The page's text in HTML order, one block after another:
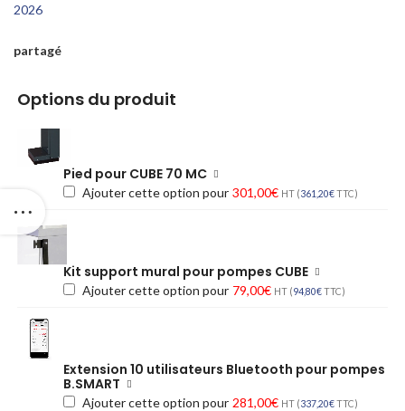
2026
partagé
Options du produit
Pied pour CUBE 70 MC
Ajouter cette option pour 301,00€ HT (361,20€TTC)
Kit support mural pour pompes CUBE
Ajouter cette option pour 79,00€ HT (94,80€TTC)
Extension 10 utilisateurs Bluetooth pour pompes
B.SMART
Ajouter cette option pour 281,00€ HT (337,20€TTC)